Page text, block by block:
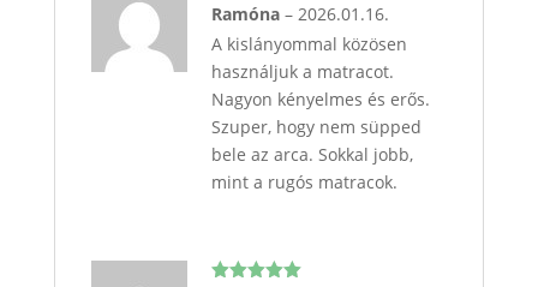
Értékelés:
Ramóna – 2026.01.16.
A kislányommal közösen
használjuk a matracot.
Nagyon kényelmes és erős.
Szuper, hogy nem süpped
bele az arca. Sokkal jobb,
mint a rugós matracok.